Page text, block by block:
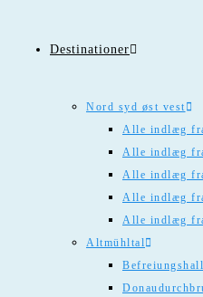
Destinationer
Nord syd øst vest
Alle indlæg
Alle indlæg
Alle indlæg
Alle indlæg
Alle indlæg
Altmühltal